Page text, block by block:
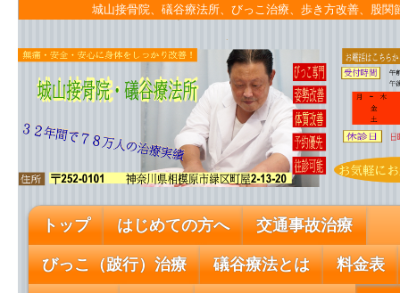
城山接骨院、礒谷療法所、びっこ治療、歩き方改善、股
トップ はじめての方へ 交通事故治療
びっこ（跛行）治療 礒谷療法とは 料金表